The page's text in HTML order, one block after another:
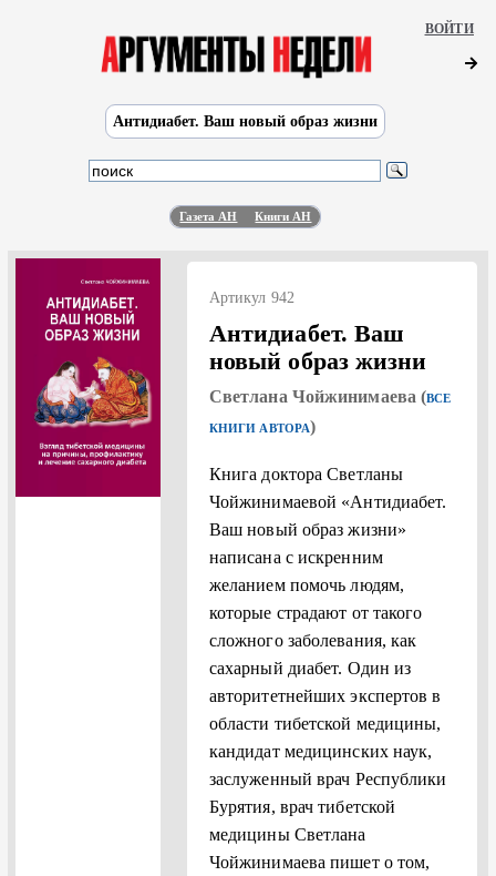
Антидиабет. Ваш новый образ жизни
ВОЙТИ
Газета АН Книги АН
Артикул 942
Антидиабет. Ваш
новый образ жизни
Светлана Чойжинимаева (ВСЕ
КНИГИ АВТОРА)
Книга доктора Светланы
Чойжинимаевой «Антидиабет.
Ваш новый образ жизни»
написана с искренним
желанием помочь людям,
которые страдают от такого
сложного заболевания, как
сахарный диабет. Один из
авторитетнейших экспертов в
области тибетской медицины,
кандидат медицинских наук,
заслуженный врач Республики
Бурятия, врач тибетской
медицины Светлана
Чойжинимаева пишет о том,